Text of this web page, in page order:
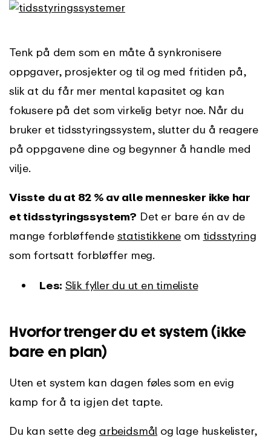
Tenk på dem som en måte å synkronisere
oppgaver, prosjekter og til og med fritiden på,
slik at du får mer mental kapasitet og kan
fokusere på det som virkelig betyr noe. Når du
bruker et tidsstyringssystem, slutter du å reagere
på oppgavene dine og begynner å handle med
vilje.
Visste du at 82 % av alle mennesker ikke har
et tidsstyringssystem? Det er bare én av de
mange forbløffende statistikkene om tidsstyring
som fortsatt forbløffer meg.
Les: Slik fyller du ut en timeliste
Hvorfor trenger du et system (ikke
bare en plan)
Uten et system kan dagen føles som en evig
kamp for å ta igjen det tapte.
Du kan sette deg arbeidsmål og lage huskelister,